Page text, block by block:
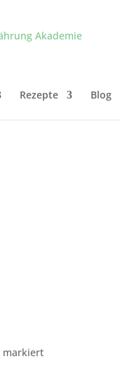
Rezepte Blog
markiert